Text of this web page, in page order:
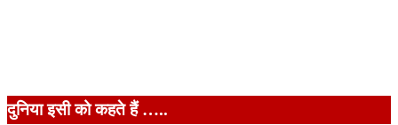
दुनिया इसी को कहते हैं …..